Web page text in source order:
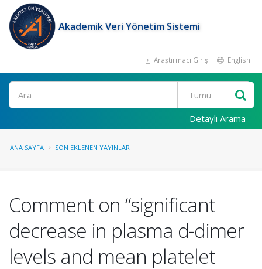
Akademik Veri Yönetim Sistemi
Araştırmacı Girişi English
Ara
Detaylı Arama
ANA SAYFA SON EKLENEN YAYINLAR
Comment on “significant
decrease in plasma d-dimer
levels and mean platelet